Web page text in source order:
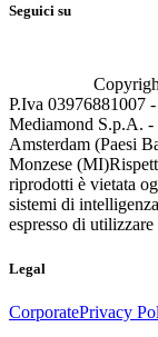
Seguici su
P.Iva 03976881007
Mediamond S.p.A. -
Amsterdam (Paesi
Monzese (MI)
riprodotti è vietata
sistemi di
espresso di
Legal
CorporatePrivacy